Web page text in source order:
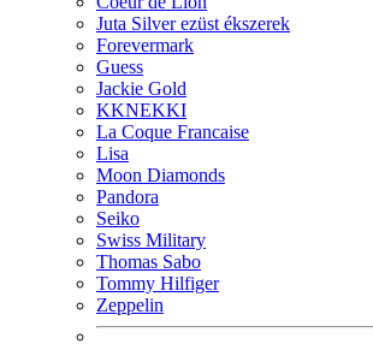
Juta Silver ezüst ékszerek
Forevermark
Guess
Jackie Gold
KKNEKKI
La Coque Francaise
Lisa
Moon Diamonds
Pandora
Seiko
Swiss Military
Thomas Sabo
Tommy Hilfiger
Zeppelin